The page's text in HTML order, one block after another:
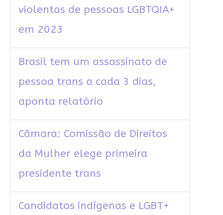
violentas de pessoas LGBTQIA+
em 2023
Brasil tem um assassinato de
pessoa trans a cada 3 dias,
aponta relatório
Câmara: Comissão de Direitos
da Mulher elege primeira
presidente trans
Candidatos indígenas e LGBT+